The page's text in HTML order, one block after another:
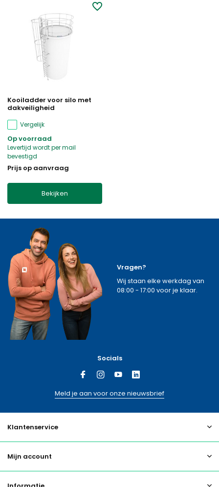
Kooiladder voor silo met
dakveiligheid
Vergelijk
Op voorraad
Levertijd wordt per mail
bevestigd
Prijs op aanvraag
Bekijken
Vragen?
Wij staan elke werkdag van
08:00 - 17:00 voor je klaar.
Socials
Meld je aan voor onze nieuwsbrief
Klantenservice
Mijn account